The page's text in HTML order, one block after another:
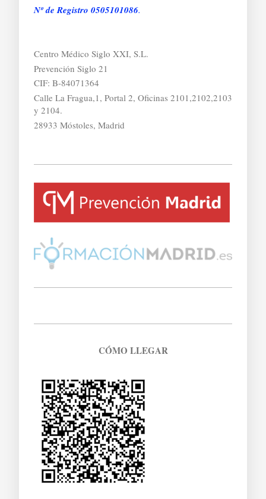
Nº de Registro 0505101086.
Centro Médico Siglo XXI, S.L.
Prevención Siglo 21
CIF: B-84071364
Calle La Fragua,1, Portal 2, Oficinas 2101,2102,2103
y 2104.
28933 Móstoles, Madrid
CÓMO LLEGAR